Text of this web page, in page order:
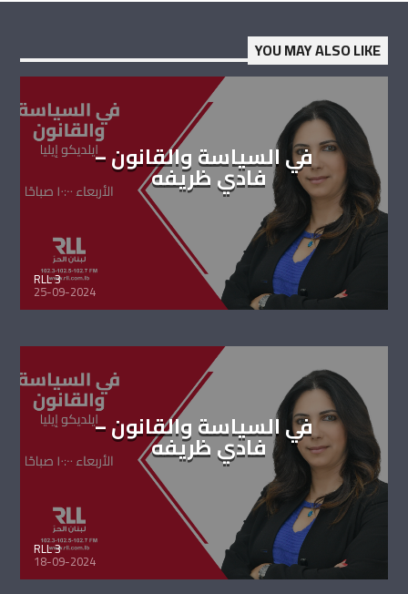
YOU MAY ALSO LIKE
في السياسة والقانون –
فادي ظريفه
RLL 3
25-09-2024
في السياسة والقانون –
فادي ظريفه
RLL 3
18-09-2024